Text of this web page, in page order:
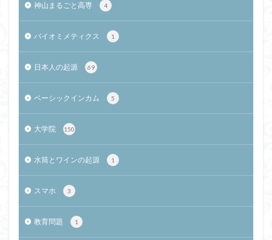
神山まるごと高専 4
バイオミメティクス 1
日本人の起源 69
ベーシックインカム 5
大学院 150
水筒とワインの起源 1
スマホ 3
教育問題 1